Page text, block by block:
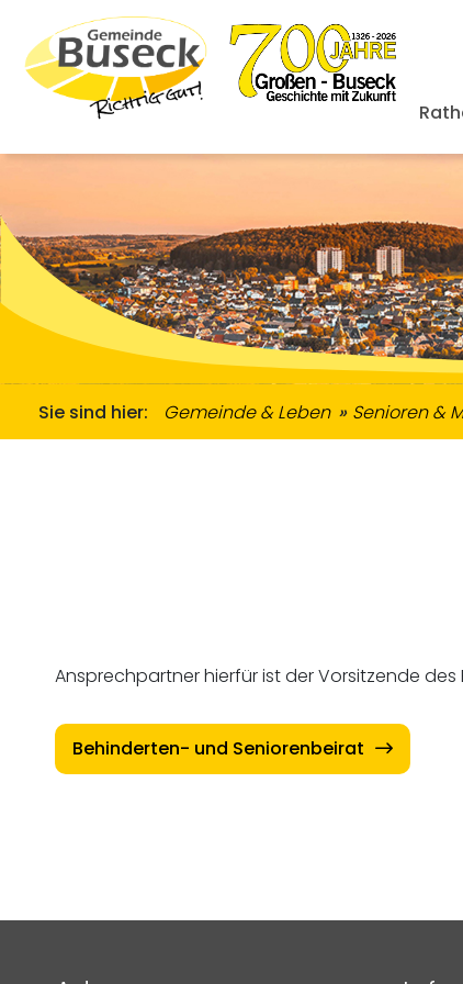
Sie sind hier: Gemeinde & Leben Senioren &
Ansprechpartner hierfür ist der Vorsitzende
Behinderten- und Seniorenbeirat